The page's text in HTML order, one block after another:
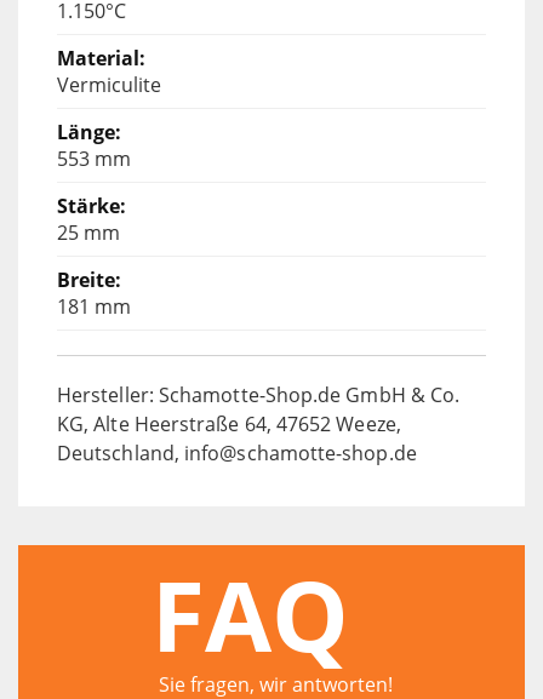
1.150°C
Vermiculite
553 mm
25 mm
181 mm
Hersteller: Schamotte-Shop.de GmbH & Co.
KG, Alte Heerstraße 64, 47652 Weeze,
Deutschland, info@schamotte-shop.de
FAQ
Sie fragen, wir antworten!